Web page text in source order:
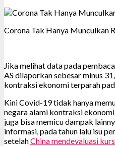
Corona Tak Hanya Munculkan
Jika melihat data pada
AS dilaporkan sebesar minus
kontraksi ekonomi terparah
Kini Covid-19 tidak hanya
negara alami kontraksi
juga bisa memicu dampak
informasi, pada tahun lalu isu
setelahChina mendevaluasi